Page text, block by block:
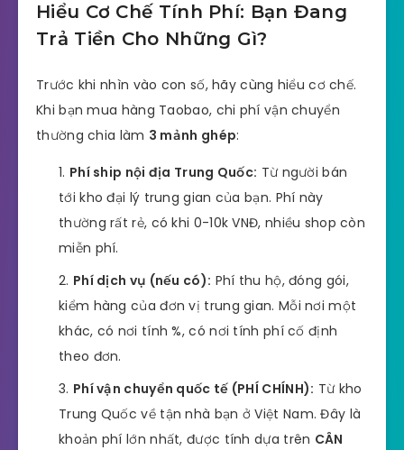
Hiểu Cơ Chế Tính Phí: Bạn Đang
Trả Tiền Cho Những Gì?
Trước khi nhìn vào con số, hãy cùng hiểu cơ chế.
Khi bạn mua hàng Taobao, chi phí vận chuyển
thường chia làm 3 mảnh ghép:
Phí ship nội địa Trung Quốc: Từ người bán
tới kho đại lý trung gian của bạn. Phí này
thường rất rẻ, có khi 0-10k VNĐ, nhiều shop còn
miễn phí.
Phí dịch vụ (nếu có): Phí thu hộ, đóng gói,
kiểm hàng của đơn vị trung gian. Mỗi nơi một
khác, có nơi tính %, có nơi tính phí cố định
theo đơn.
Phí vận chuyển quốc tế (PHÍ CHÍNH): Từ kho
Trung Quốc về tận nhà bạn ở Việt Nam. Đây là
khoản phí lớn nhất, được tính dựa trên CÂN